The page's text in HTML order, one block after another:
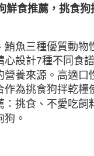
鮮食推薦，挑食狗
鮪魚三種優質動物
心設計7種不同食
營養來源。高適口
作為挑食狗拌乾糧
：挑食、不愛吃飼
。